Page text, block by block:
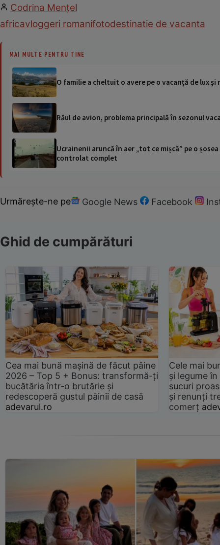
Codrina Mențel
africavloggeri romanifotodestinatie de vacanta
MAI MULTE PENTRU TINE
O familie a cheltuit o avere pe o vacanță de lux
Răul de avion, problema principală în sezonul
Ucrainenii aruncă în aer „tot ce mișcă” pe o
controlat complet
Urmărește-ne pe Google News Facebook
Ghid de cumpărături
Cea mai bună mașină de făcut pâine
2026 – Top 5 + Bonus: transformă-ți
bucătăria într-o brutărie și
redescoperă gustul pâinii de casă
adevarul.ro
Cele mai
și legume
sucuri
și renunți
comerț